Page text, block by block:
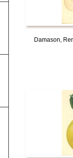
Damason,